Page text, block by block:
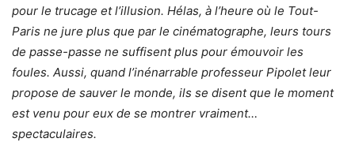
pour le trucage et l’illusion. Hélas, à l’heure où le Tout-
Paris ne jure plus que par le cinématographe, leurs tours
de passe-passe ne suffisent plus pour émouvoir les
foules. Aussi, quand l’inénarrable professeur Pipolet leur
propose de sauver le monde, ils se disent que le moment
est venu pour eux de se montrer vraiment…
spectaculaires.